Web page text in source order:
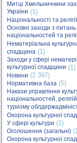
Митці Хмельниччини
України (1)
Національності та релігії
Основні заходи з питань
національностей та
Нематеріальна
спадщина (1)
Заходи у сфері
культурної спадщини (1)
Новини (2 397)
Нормативна база (5)
Накази управління
національностей,
туризму
Охорона культурної
У сфері культури (1)
Оголошення (загальні)
Охорона культурної